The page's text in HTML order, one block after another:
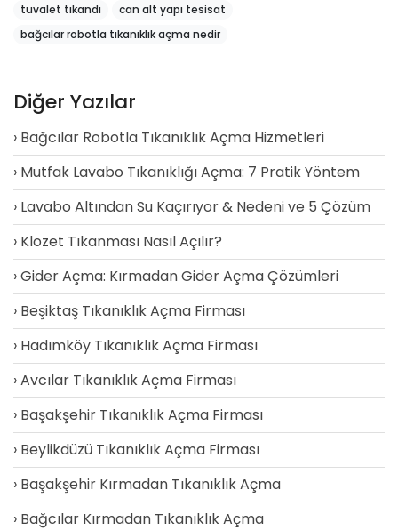
tuvalet tıkandı
can alt yapı tesisat
bağcılar robotla tıkanıklık açma nedir
Diğer Yazılar
Bağcılar Robotla Tıkanıklık Açma Hizmetleri
Mutfak Lavabo Tıkanıklığı Açma: 7 Pratik Yöntem
Lavabo Altından Su Kaçırıyor & Nedeni ve 5 Çözüm
Klozet Tıkanması Nasıl Açılır?
Gider Açma: Kırmadan Gider Açma Çözümleri
Beşiktaş Tıkanıklık Açma Firması
Hadımköy Tıkanıklık Açma Firması
Avcılar Tıkanıklık Açma Firması
Başakşehir Tıkanıklık Açma Firması
Beylikdüzü Tıkanıklık Açma Firması
Başakşehir Kırmadan Tıkanıklık Açma
Bağcılar Kırmadan Tıkanıklık Açma